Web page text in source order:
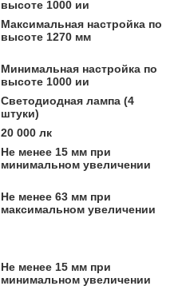
высоте 1000 ии
Максимальная настройка по
высоте 1270 мм
Минимальная настройка по
высоте 1000 ии
Светодиодная лампа (4
штуки)
20 000 лк
Не менее 15 мм при
минимальном увеличении
Не менее 63 мм при
максимальном увеличении
Не менее 15 мм при
минимальном увеличении